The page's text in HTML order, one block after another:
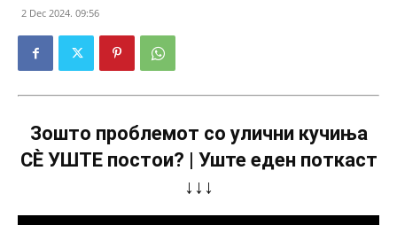
2 Dec 2024. 09:56
Зошто проблемот со улични кучиња
СÈ УШТЕ постои? | Уште еден поткаст
↓↓↓